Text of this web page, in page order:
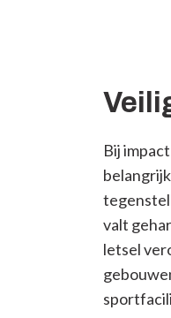
Bij
valt
letsel